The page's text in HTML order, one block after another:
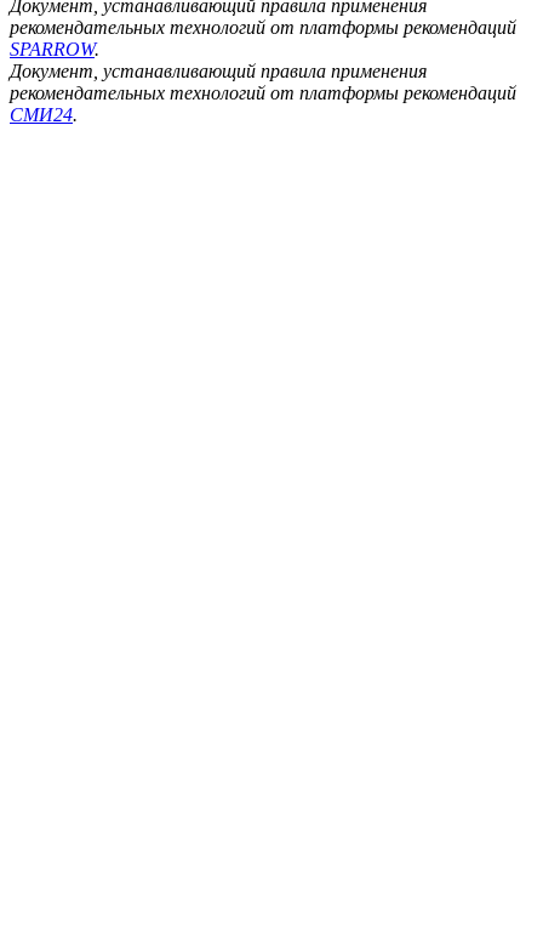
Документ, устанавливающий правила применения
рекомендательных технологий от платформы рекомендаций
SPARROW.
Документ, устанавливающий правила применения
рекомендательных технологий от платформы рекомендаций
СМИ24.